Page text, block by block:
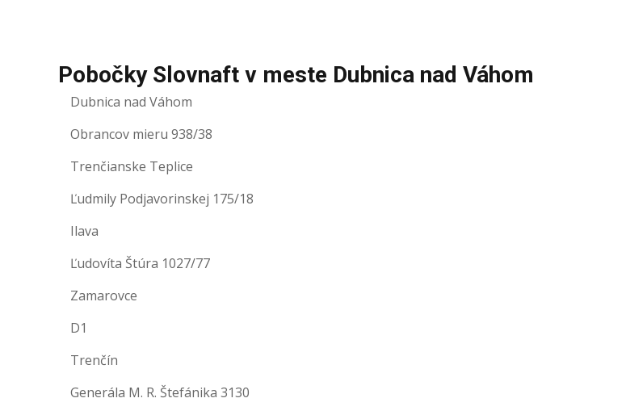
Pobočky Slovnaft v meste Dubnica nad Váhom
Dubnica nad Váhom
Obrancov mieru 938/38
Trenčianske Teplice
Ľudmily Podjavorinskej 175/18
Ilava
Ľudovíta Štúra 1027/77
Zamarovce
D1
Trenčín
Generála M. R. Štefánika 3130